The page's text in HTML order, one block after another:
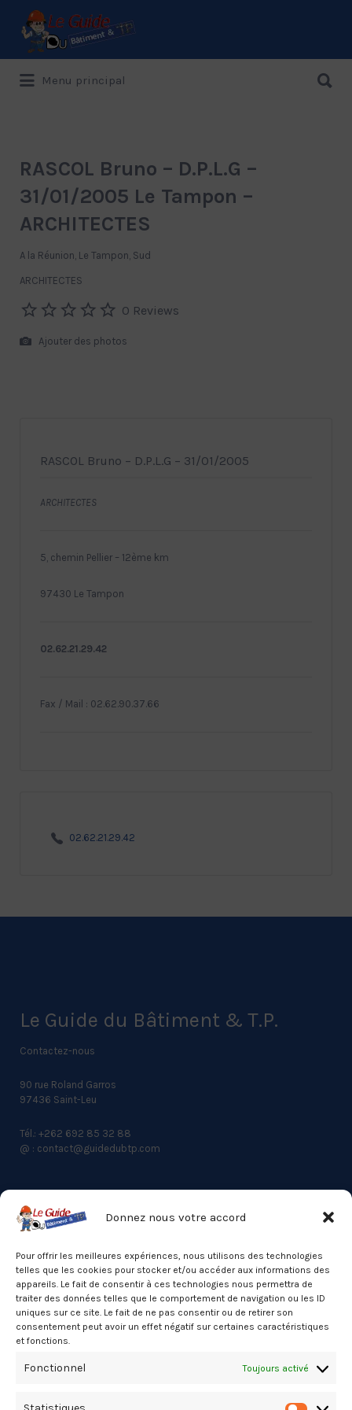
Donnez nous votre accord
Pour offrir les meilleures expériences, nous utilisons des technologies
telles que les cookies pour stocker et/ou accéder aux informations des
appareils. Le fait de consentir à ces technologies nous permettra de
traiter des données telles que le comportement de navigation ou les ID
uniques sur ce site. Le fait de ne pas consentir ou de retirer son
consentement peut avoir un effet négatif sur certaines caractéristiques
et fonctions.
Fonctionnel Toujours activé
Le Guide de référence depuis 1995
Rechercher:
Menu principal
RASCOL Bruno – D.P.L.G –
31/01/2005 Le Tampon –
ARCHITECTES
A la Réunion, Le Tampon, Sud
ARCHITECTES
0 Reviews
Ajouter des photos
RASCOL Bruno – D.P.L.G – 31/01/2005
ARCHITECTES
5, chemin Pellier – 12ème km
97430 Le Tampon
02.62.21.29.42
Fax / Mail : 02.62.90.37.66
02.62.21.29.42
Le Guide du Bâtiment & T.P.
Contactez-nous
90 rue Roland Garros
97436 Saint-Leu
Tél.: +262 692 85 32 88
@ : contact@guidedubtp.com
ACCES RAPIDE
Actualités du BTP
Annuaire
Besoin d’un professionnel ?
Mentions légales